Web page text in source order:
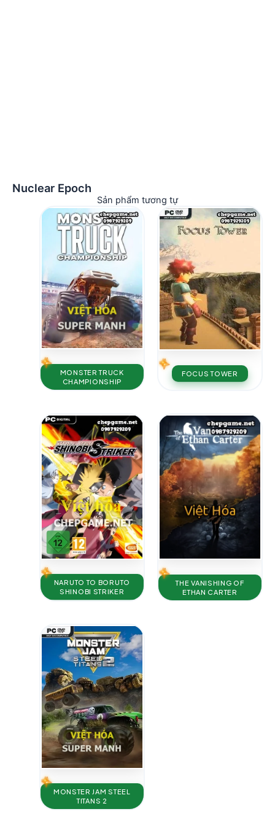
Nuclear Epoch
Sản phẩm tương tự
MONSTER TRUCK
CHAMPIONSHIP
FOCUS TOWER
NARUTO TO BORUTO
SHINOBI STRIKER
THE VANISHING OF
ETHAN CARTER
MONSTER JAM STEEL
TITANS 2